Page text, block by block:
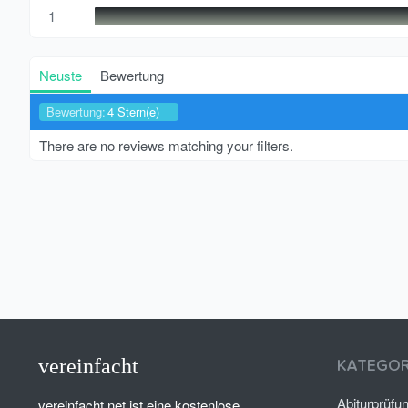
1
Neuste Bewertung
Bewertung:4 Stern(e)
There are no reviews matching your filters.
vereinfacht